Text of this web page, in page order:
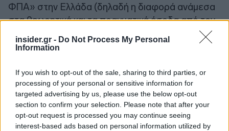
insider.gr - Do Not Process My Personal
Information
If you wish to opt-out of the sale, sharing to third parties, or
processing of your personal or sensitive information for
targeted advertising by us, please use the below opt-out
section to confirm your selection. Please note that after your
opt-out request is processed you may continue seeing
interest-based ads based on personal information utilized by
ΦΠΑ» στην Ελλάδα (δηλαδή η διαφορά ανάμεσα
στα θεωρητικά και τα πραγματικά έσοδα από τον
ΦΠΑ) θα προσεγγίσει το 10,2% του ΑΕΠ το 2022
με στόχο το 2026 να πέσει στο 9%.